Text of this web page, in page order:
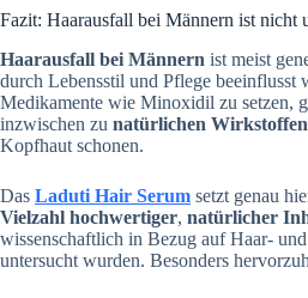
Fazit: Haarausfall bei Männern ist nicht
Haarausfall bei Männern ist meist
durch Lebensstil und Pflege beeinflusst
Medikamente wie Minoxidil zu setzen,
inzwischen zu natürlichen Wirkstoffen
Kopfhaut schonen.
Das Laduti Hair Serum setzt genau
Vielzahl hochwertiger, natürlicher
wissenschaftlich in Bezug auf Haar-
untersucht wurden. Besonders